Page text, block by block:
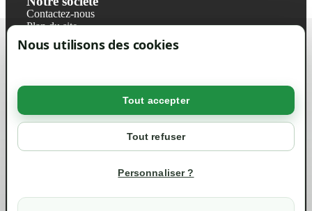
Nous utilisons des cookies
Tout accepter
Tout refuser
Personnaliser ?
Contactez-nous
Plan du site
Magasin
Mentions légales
Politique de confidentialité RGPD
Votre compte
info@green-tech-shop.com